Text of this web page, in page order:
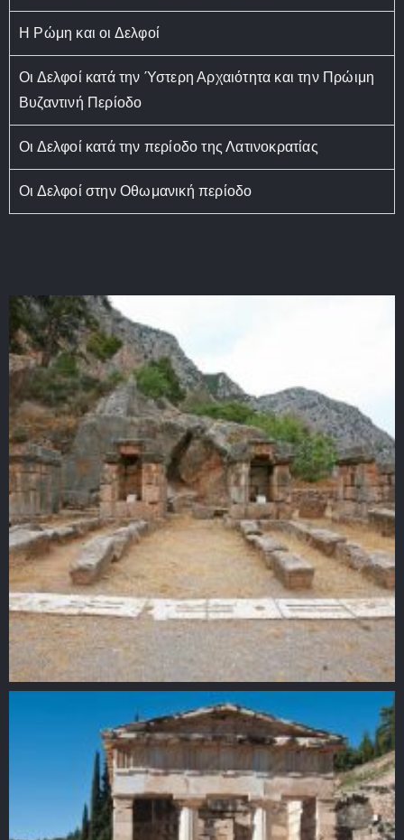
Η Ρώμη και οι Δελφοί
Οι Δελφοί κατά την Ύστερη Αρχαιότητα και την Πρώιμη
Βυζαντινή Περίοδο
Οι Δελφοί κατά την περίοδο της Λατινοκρατίας
Οι Δελφοί στην Οθωμανική περίοδο